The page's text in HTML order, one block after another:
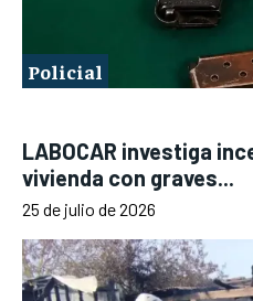
Policial
LABOCAR investiga
vivienda con graves...
25 de julio de 2026